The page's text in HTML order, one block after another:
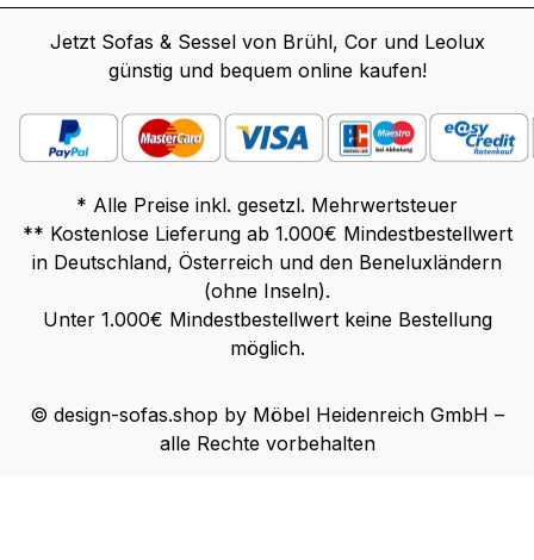
Jetzt Sofas & Sessel von Brühl, Cor und Leolux
günstig und bequem online kaufen!
* Alle Preise inkl. gesetzl. Mehrwertsteuer
** Kostenlose Lieferung ab 1.000€ Mindestbestellwert
in Deutschland, Österreich und den Beneluxländern
(ohne Inseln).
Unter 1.000€ Mindestbestellwert keine Bestellung
möglich.
© design-sofas.shop by Möbel Heidenreich GmbH –
alle Rechte vorbehalten